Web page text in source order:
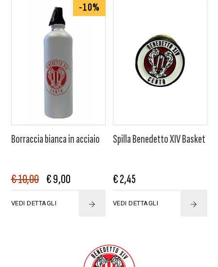
-10%
Borraccia bianca in acciaio
€ 10,00 € 9,00
VEDI DETTAGLI
Spilla Benedetto XIV Basket
€ 2,45
VEDI DETTAGLI